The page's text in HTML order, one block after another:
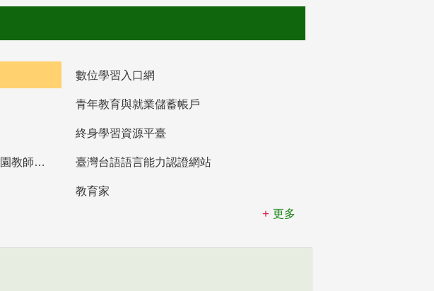
數位學習入口網
青年教育與就業儲蓄帳戶
終身學習資源平臺
教育部高中等以下學校及幼兒園教師資格檢定考試 臺灣台語語言能力認證網站
教育家
更多